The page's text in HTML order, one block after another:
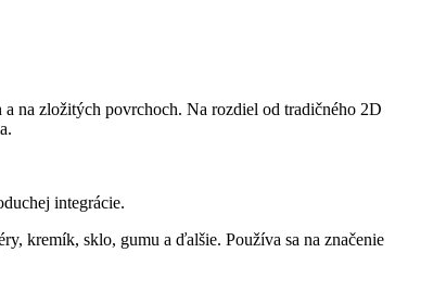
na zložitých povrchoch. Na rozdiel od tradičného 2D
integrácie.
kremík, sklo, gumu a ďalšie. Používa sa na značenie